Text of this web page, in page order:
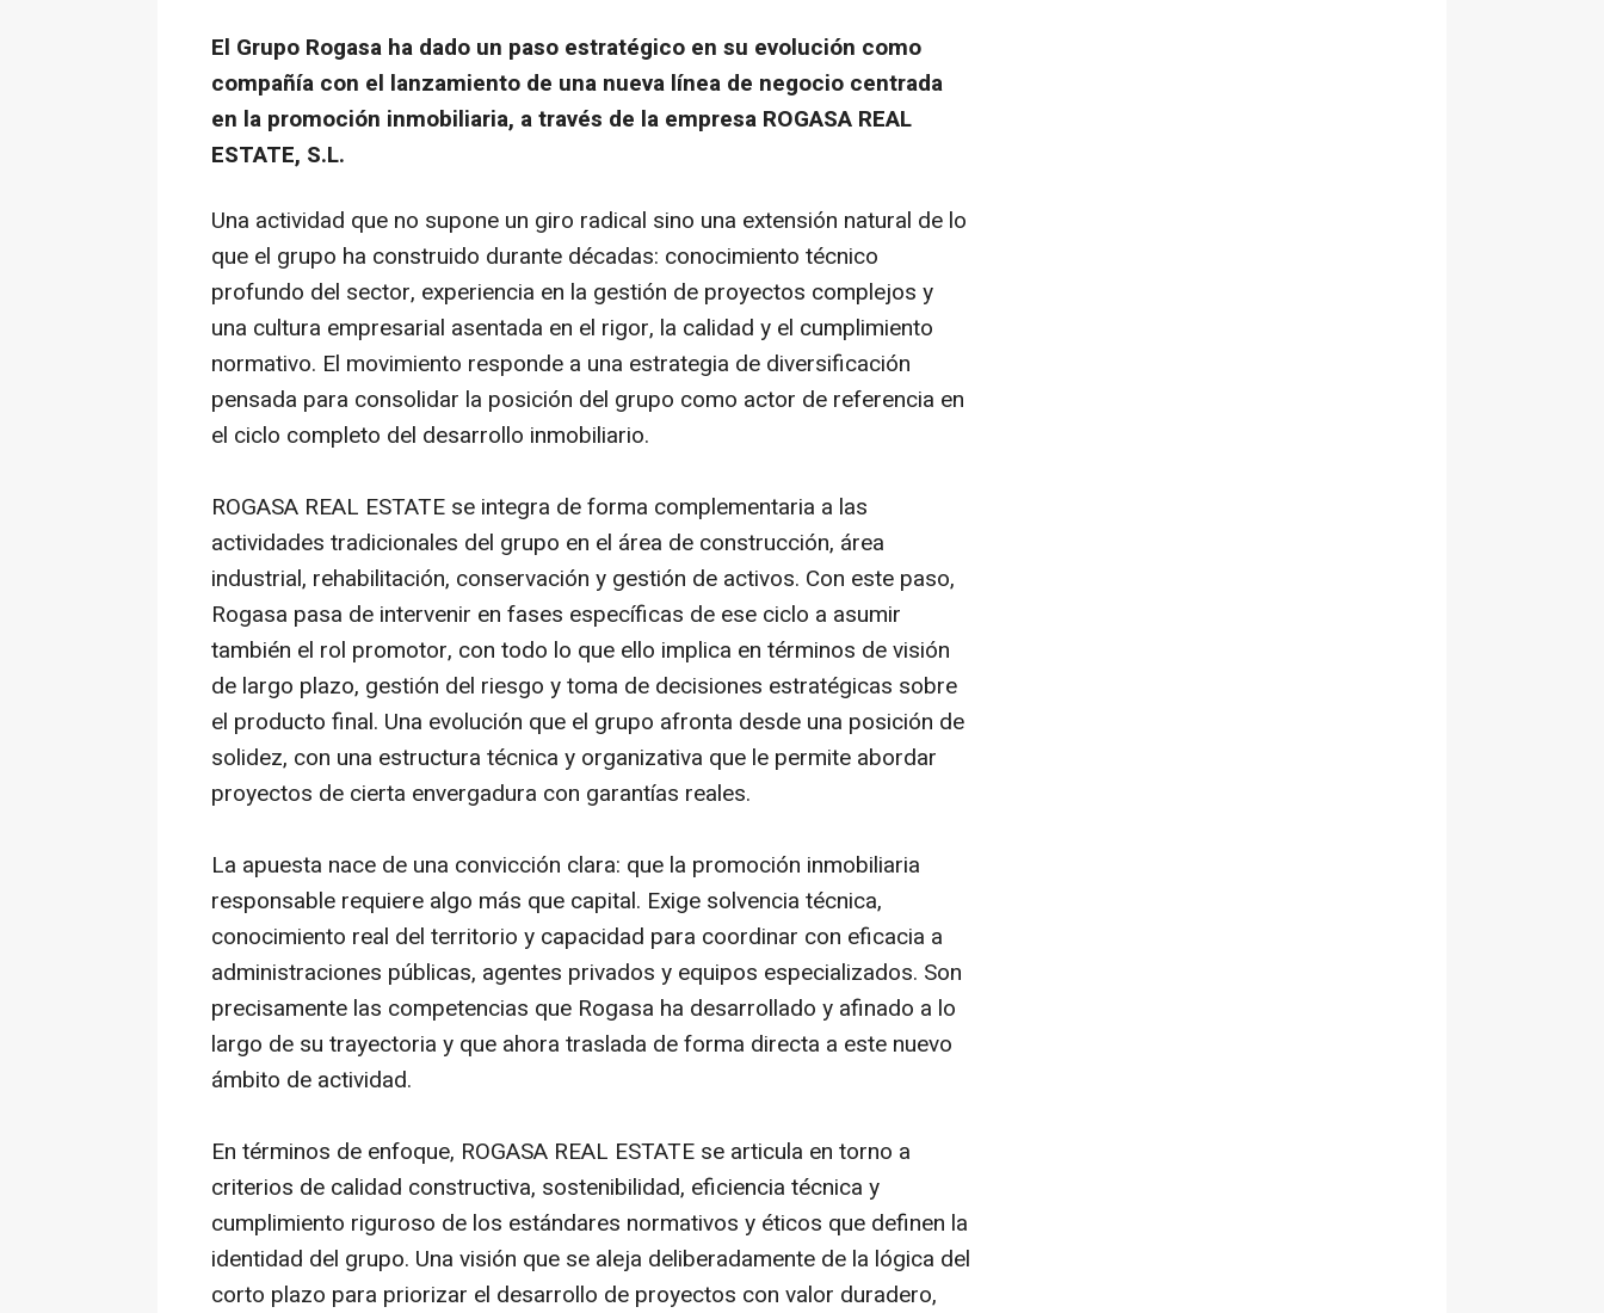
El Grupo Rogasa ha dado un paso estratégico en su evolución como
compañía con el lanzamiento de una nueva línea de negocio centrada
en la promoción inmobiliaria, a través de la empresa ROGASA REAL
ESTATE, S.L.
Una actividad que no supone un giro radical sino una extensión natural de lo
que el grupo ha construido durante décadas: conocimiento técnico
profundo del sector, experiencia en la gestión de proyectos complejos y
una cultura empresarial asentada en el rigor, la calidad y el cumplimiento
normativo. El movimiento responde a una estrategia de diversificación
pensada para consolidar la posición del grupo como actor de referencia en
el ciclo completo del desarrollo inmobiliario.
ROGASA REAL ESTATE se integra de forma complementaria a las
actividades tradicionales del grupo en el área de construcción, área
industrial, rehabilitación, conservación y gestión de activos. Con este paso,
Rogasa pasa de intervenir en fases específicas de ese ciclo a asumir
también el rol promotor, con todo lo que ello implica en términos de visión
de largo plazo, gestión del riesgo y toma de decisiones estratégicas sobre
el producto final. Una evolución que el grupo afronta desde una posición de
solidez, con una estructura técnica y organizativa que le permite abordar
proyectos de cierta envergadura con garantías reales.
La apuesta nace de una convicción clara: que la promoción inmobiliaria
responsable requiere algo más que capital. Exige solvencia técnica,
conocimiento real del territorio y capacidad para coordinar con eficacia a
administraciones públicas, agentes privados y equipos especializados. Son
precisamente las competencias que Rogasa ha desarrollado y afinado a lo
largo de su trayectoria y que ahora traslada de forma directa a este nuevo
ámbito de actividad.
En términos de enfoque, ROGASA REAL ESTATE se articula en torno a
criterios de calidad constructiva, sostenibilidad, eficiencia técnica y
cumplimiento riguroso de los estándares normativos y éticos que definen la
identidad del grupo. Una visión que se aleja deliberadamente de la lógica del
corto plazo para priorizar el desarrollo de proyectos con valor duradero,